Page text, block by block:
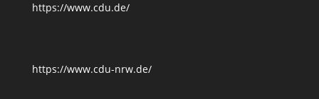
https://www.cdu.de/
https://www.cdu-nrw.de/